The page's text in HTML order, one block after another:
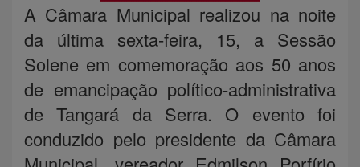
A Câmara Municipal realizou na noite
da última sexta-feira, 15, a Sessão
Solene em comemoração aos 50 anos
de emancipação político-administrativa
de Tangará da Serra. O evento foi
conduzido pelo presidente da Câmara